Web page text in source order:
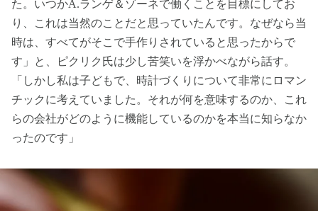
た。いつかA.ランゲ＆ゾーネで働くことを目標にしてお
り、これは当然のことだと思っていたんです。なぜなら当
時は、すべてがそこで手作りされていると思ったからで
す」と、ピクリク氏は少し苦笑いを浮かべながら話す。
「しかし私は子どもで、時計づくりについて非常にロマン
チックに考えていました。それが何を意味するのか、これ
らの会社がどのように機能しているのかを本当に知らなか
ったのです」